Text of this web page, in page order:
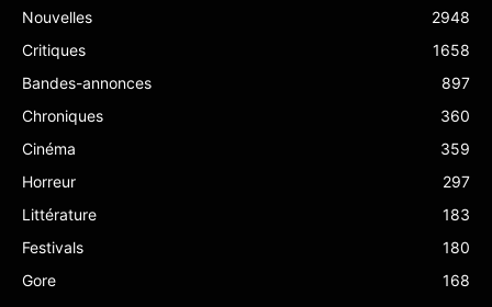
Nouvelles
2948
Critiques
1658
Bandes-annonces
897
Chroniques
360
Cinéma
359
Horreur
297
Littérature
183
Festivals
180
Gore
168